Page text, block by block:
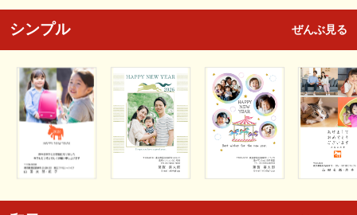
シンプル ぜんぶ見る